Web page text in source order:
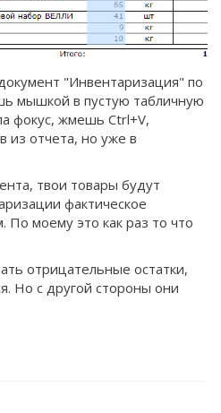
"Инвентаризация" по
мышкой в пустую табличную
фокус, жмешь Ctrl+V,
из отчета, но уже в
твои товары будут
фактическое
По моему это как раз то что
отрицательные остатки,
Но с другой стороны они